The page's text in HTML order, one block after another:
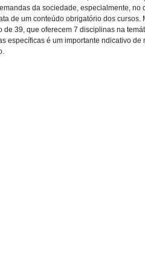
da sociedade, especialmente, no
de um conteúdo obrigatório dos cursos.
39, que oferecem 7 disciplinas na
específicas é um importante ndicativo de